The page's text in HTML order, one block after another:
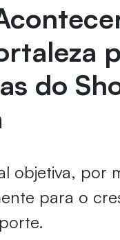
do
objetiva, por
para o